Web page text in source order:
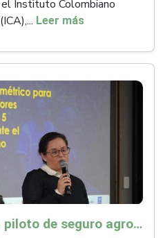
Instituto Colombiano
Leer más
Minagricultura lanza piloto de seguro agropecuario por $9.625 millones para proteger a más de 14.000 pequeños productores contra riesgos del Fenómeno de El Niño